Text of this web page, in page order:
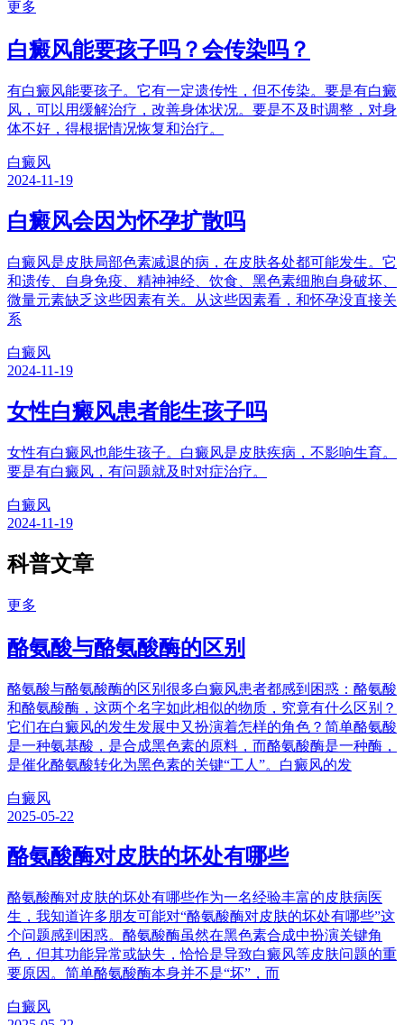
更多
白癜风能要孩子吗？会传染吗？
有白癜风能要孩子。它有一定遗传性，但不传染。要是有白癜
风，可以用缓解治疗，改善身体状况。要是不及时调整，对身
体不好，得根据情况恢复和治疗。
白癜风
2024-11-19
白癜风会因为怀孕扩散吗
白癜风是皮肤局部色素减退的病，在皮肤各处都可能发生。它
和遗传、自身免疫、精神神经、饮食、黑色素细胞自身破坏、
微量元素缺乏这些因素有关。从这些因素看，和怀孕没直接关
系
白癜风
2024-11-19
女性白癜风患者能生孩子吗
女性有白癜风也能生孩子。白癜风是皮肤疾病，不影响生育。
要是有白癜风，有问题就及时对症治疗。
白癜风
2024-11-19
科普文章
更多
酪氨酸与酪氨酸酶的区别
酪氨酸与酪氨酸酶的区别很多白癜风患者都感到困惑：酪氨酸
和酪氨酸酶，这两个名字如此相似的物质，究竟有什么区别？
它们在白癜风的发生发展中又扮演着怎样的角色？简单酪氨酸
是一种氨基酸，是合成黑色素的原料，而酪氨酸酶是一种酶，
是催化酪氨酸转化为黑色素的关键“工人”。白癜风的发
白癜风
2025-05-22
酪氨酸酶对皮肤的坏处有哪些
酪氨酸酶对皮肤的坏处有哪些作为一名经验丰富的皮肤病医
生，我知道许多朋友可能对“酪氨酸酶对皮肤的坏处有哪些”这
个问题感到困惑。酪氨酸酶虽然在黑色素合成中扮演关键角
色，但其功能异常或缺失，恰恰是导致白癜风等皮肤问题的重
要原因。简单酪氨酸酶本身并不是“坏”，而
白癜风